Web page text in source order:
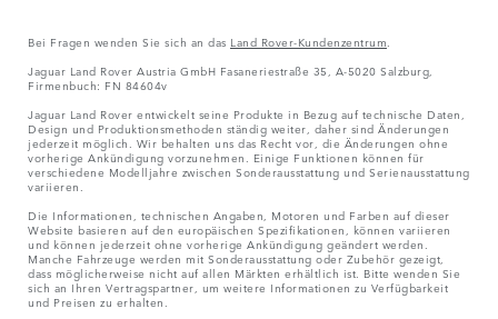
Bei Fragen wenden Sie sich an das Land Rover-Kundenzentrum
Jaguar Land Rover Austria GmbH Fasaneriestraße 35, A-5020 Salzburg,
Firmenbuch: FN 84604v
Jaguar Land Rover entwickelt seine Produkte in Bezug auf technische Daten,
Design und Produktionsmethoden ständig weiter, daher sind Änderungen
jederzeit möglich. Wir behalten uns das Recht vor, die Änderungen ohne
vorherige Ankündigung vorzunehmen. Einige Funktionen können für
verschiedene Modelljahre zwischen Sonderausstattung und Serienausstattung
variieren.
Die Informationen, technischen Angaben, Motoren und Farben auf dieser
Website basieren auf den europäischen Spezifikationen, können variieren
und können jederzeit ohne vorherige Ankündigung geändert werden.
Manche Fahrzeuge werden mit Sonderausstattung oder Zubehör gezeigt,
dass möglicherweise nicht auf allen Märkten erhältlich ist. Bitte wenden Sie
sich an Ihren Vertragspartner, um weitere Informationen zu Verfügbarkeit
und Preisen zu erhalten.